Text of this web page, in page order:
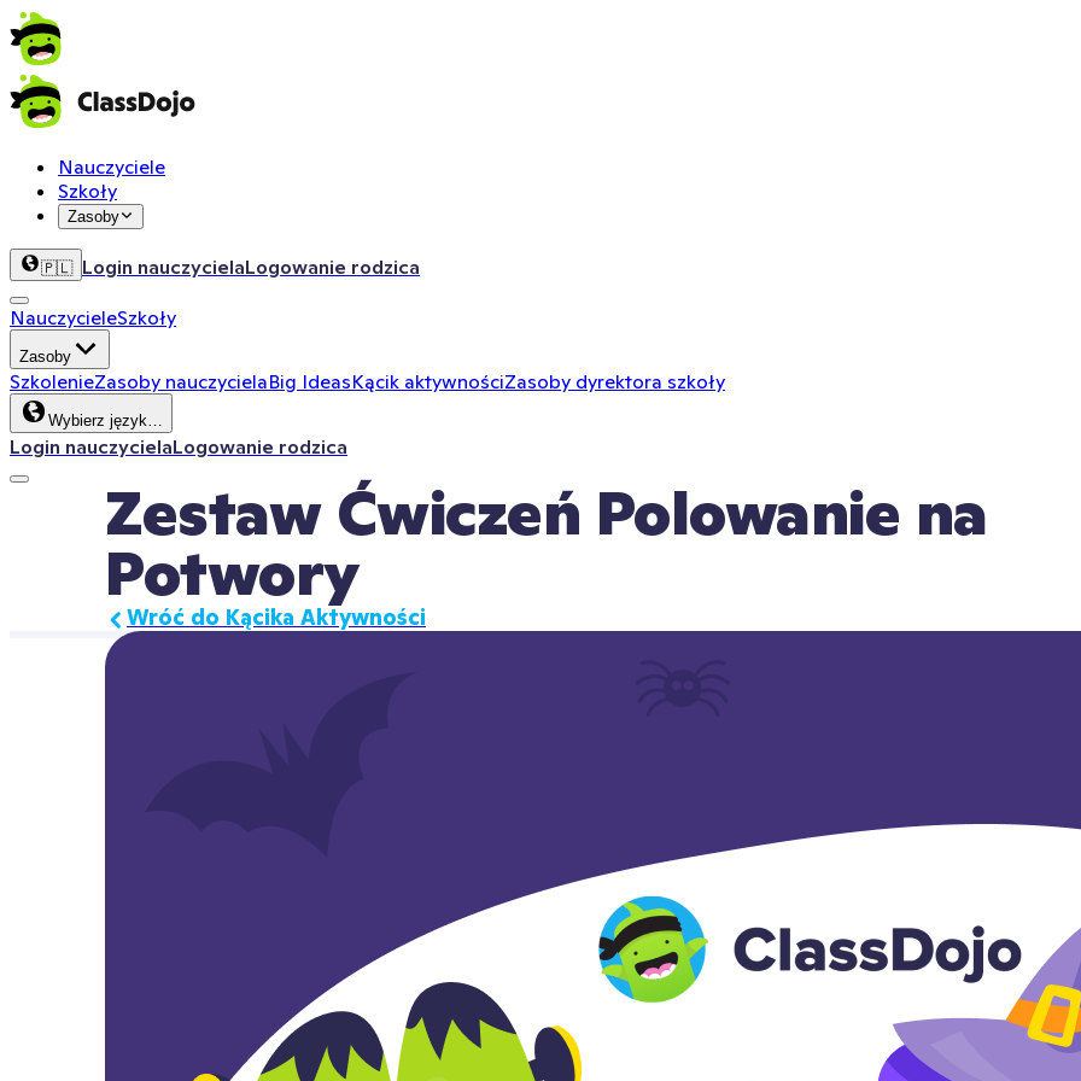
Nauczyciele
Szkoły
Zasoby
🇵🇱 Login nauczycielaLogowanie rodzica
NauczycieleSzkoły
Zasoby
SzkolenieZasoby nauczycielaBig IdeasKącik aktywnościZasoby dyrektora szkoły
Wybierz język…
Login nauczycielaLogowanie rodzica
Zestaw Ćwiczeń Polowanie na
Potwory
Wróć do Kącika Aktywności